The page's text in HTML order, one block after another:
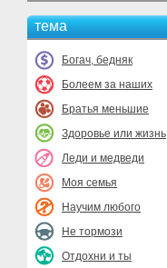
тема
Богач, бедняк
Болеем за наших
Братья меньшие
Здоровье или жизнь
Леди и медведи
Моя семья
Научим любого
Не тормози
Отдохни и ты